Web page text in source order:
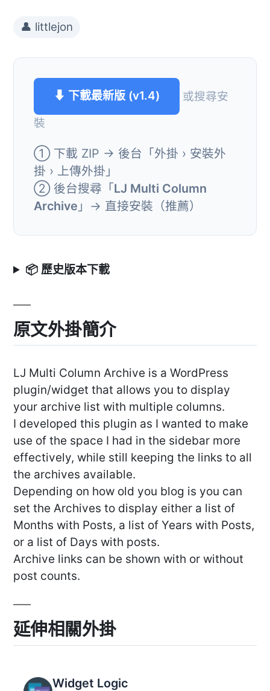
👤 littlejon
⬇ 下載最新版 (v1.4)
或搜尋安
裝
① 下載 ZIP → 後台「外掛 › 安裝外
掛 › 上傳外掛」
② 後台搜尋「LJ Multi Column
Archive 」→ 直接安裝（推薦）
📦 歷史版本下載
原文外掛簡介
LJ Multi Column Archive is a WordPress
plugin/widget that allows you to display
your archive list with multiple columns.
I developed this plugin as I wanted to make
use of the space I had in the sidebar more
effectively, while still keeping the links to all
the archives available.
Depending on how old you blog is you can
set the Archives to display either a list of
Months with Posts, a list of Years with Posts,
or a list of Days with posts.
Archive links can be shown with or without
post counts.
延伸相關外掛
Widget Logic